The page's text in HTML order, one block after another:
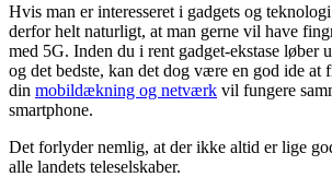
Hvis man er interesseret i gadgets og
derfor helt naturligt, at man gerne vil have
med 5G. Inden du i rent gadget-ekstase løber
og det bedste, kan det dog være en god ide at
din mobildækning og netværk vil fungere
smartphone.
Det forlyder nemlig, at der ikke altid er lige
alle landets teleselskaber.